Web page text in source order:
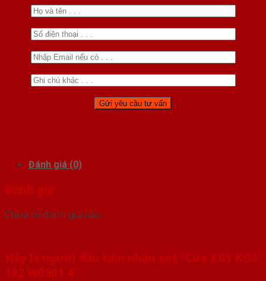
Đánh giá (0)
Đánh giá
Chưa có đánh giá nào.
Hãy là người đầu tiên nhận xét “Cửa ABS KOS
102 W0901 4”